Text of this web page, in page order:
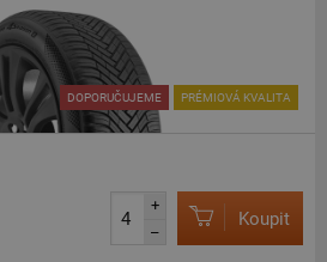
DOPORUČUJEME PRÉMIOVÁ KVALITA
+
–
Koupit